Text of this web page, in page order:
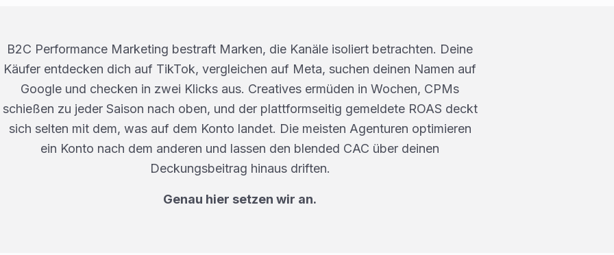
B2C Performance Marketing bestraft Marken, die Kanäle isoliert betrachten. Deine
Käufer entdecken dich auf TikTok, vergleichen auf Meta, suchen deinen Namen auf
Google und checken in zwei Klicks aus. Creatives ermüden in Wochen, CPMs
schießen zu jeder Saison nach oben, und der plattformseitig gemeldete ROAS deckt
sich selten mit dem, was auf dem Konto landet. Die meisten Agenturen optimieren
ein Konto nach dem anderen und lassen den blended CAC über deinen
Deckungsbeitrag hinaus driften.
Genau hier setzen wir an.